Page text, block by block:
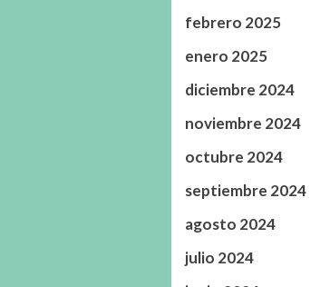
febrero 2025
enero 2025
diciembre 2024
noviembre 2024
octubre 2024
septiembre 2024
agosto 2024
julio 2024